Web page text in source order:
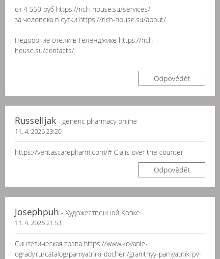
от 4 550 руб https://rich-house.su/services/
за человека в сутки https://rich-house.su/about/
Недорогие отели в Геленджике https://rich-
house.su/contacts/
Odpovědět
Russelljak - generic pharmacy online
11. 4. 2026 23:20
https://veritascarepharm.com/# Cialis over the counter
Odpovědět
Josephpuh - Художественной Ковке
11. 4. 2026 21:53
Синтетическая трава https://www.kovanie-
ogrady.ru/catalog/pamyatniki-docheri/granitnyy-pamyatnik-pv-